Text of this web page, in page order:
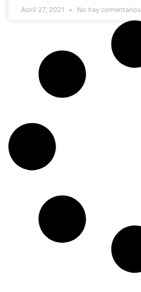
Abril 27, 2021 No hay comentarios